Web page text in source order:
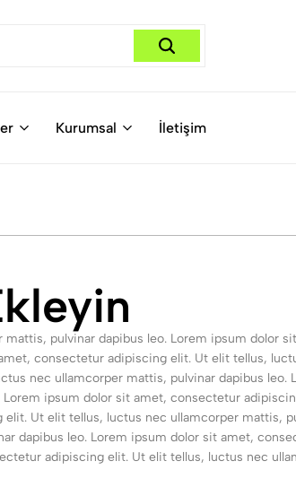
Kurumsal İletişim
pulvinar dapibus leo. Lorem ipsum dolor
consectetur adipiscing elit. Ut elit tellus,
nec ullamcorper mattis, pulvinar dapibus leo.
ipsum dolor sit amet, consectetur
Ut elit tellus, luctus nec ullamcorper mattis,
dapibus leo. Lorem ipsum dolor sit amet,
adipiscing elit. Ut elit tellus, luctus nec